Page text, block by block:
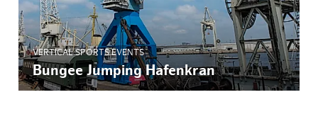
VERTICAL SPORTS EVENTS
Bungee Jumping Hafenkran